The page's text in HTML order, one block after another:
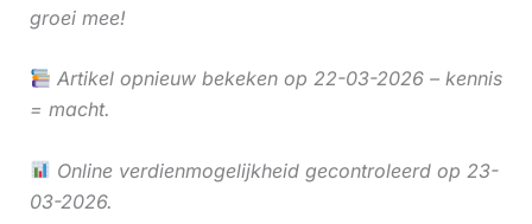
groei mee!
Artikel opnieuw bekeken op 22-03-2026 – kennis
= macht.
Online verdienmogelijkheid gecontroleerd op 23-
03-2026.